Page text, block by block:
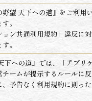
望 天下への道』をご利用
。
ョン共通利用規約」違反に
。
下への道』では、「アプリ
チームが提示するルールに
予告なく利用規約に則っ